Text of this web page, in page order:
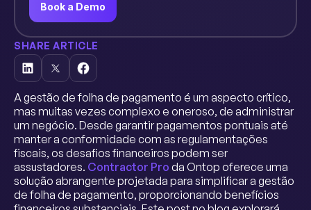
Book a Demo
SHARE ARTICLE
A gestão de folha de pagamento é um aspecto crítico,
mas muitas vezes complexo e oneroso, de administrar
um negócio. Desde garantir pagamentos pontuais até
manter a conformidade com as regulamentações
fiscais, os desafios financeiros podem ser
assustadores. Contractor Pro da Ontop oferece uma
solução abrangente projetada para simplificar a gestão
de folha de pagamento, proporcionando benefícios